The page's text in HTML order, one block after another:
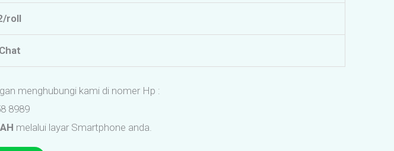
roll
menghubungi kami di nomer Hp :
8989
melalui layar Smartphone anda.